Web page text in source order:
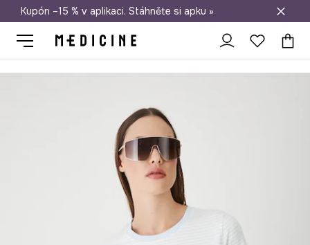
Doprava zdarma při nákupu nad 1 200 Kč
Kupón –15 % v aplikaci. Stáhněte si apku »